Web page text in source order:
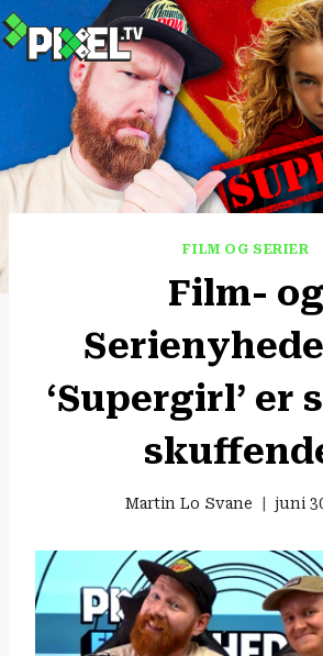
Fortsæt
til
indhold
FILM OG SERIER
Film- og
‘Supergirl’ er
Martin Lo Svane juni